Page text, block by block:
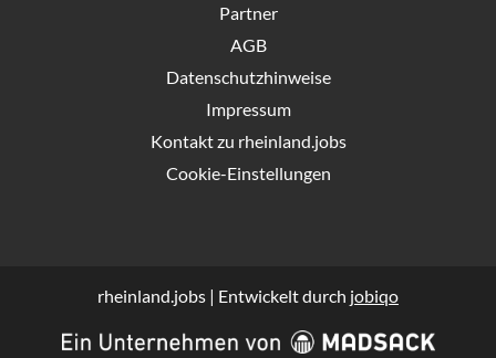
Partner
AGB
Datenschutzhinweise
Impressum
Kontakt zu rheinland.jobs
Cookie-Einstellungen
rheinland.jobs | Entwickelt durch jobiqo